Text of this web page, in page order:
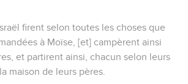
firent selon toutes les choses que
à Moïse, [et] campèrent ainsi
et partirent ainsi, chacun selon leurs
maison de leurs pères.